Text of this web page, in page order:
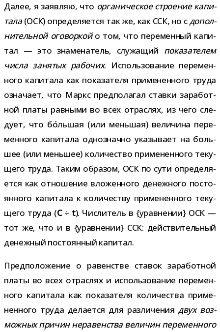
Далее, я заяв­ляю, что орга­ни­че­ское стро­е­ние капи­
тала(ОСК) опре­де­ля­ется так же, как ССК, но сдопол­
ни­тель­ной ого­вор­кой о том, что пере­мен­ный капи­
тал — это зна­ме­на­тель, слу­жа­щий пока­за­те­лем
числа заня­тых рабо­чих. Использование пере­мен­
ного капи­тала как пока­за­теля при­ме­нен­ного труда
озна­чает, что Маркс пред­по­ла­гал ставки зара­бот­
ной платы рав­ными во всех отрас­лях, из чего сле­
дует, что бо́льшая (или мень­шая) вели­чина пере­
мен­ного капи­тала одно­значно ука­зы­вает на боль­
шее (или мень­шее) коли­че­ство при­ме­нен­ного теку­
щего труда. Таким обра­зом, ОСК по сути опре­де­ля­
ется как отно­ше­ние вло­жен­ного денеж­ного посто­
ян­ного капи­тала к коли­че­ству при­ме­нен­ного теку­
щего труда (C ÷ t). Числитель в {урав­не­нии} ОСК —
тот же, что и в {урав­не­нии} ССК: дей­стви­тель­ный
денеж­ный посто­ян­ный капитал.
Предположение о равен­стве ста­вок зара­бот­ной
платы во всех отрас­лях и исполь­зо­ва­ние пере­мен­
ного капи­тала как пока­за­теля коли­че­ства при­ме­
нен­ного труда дела­ется для раз­ли­че­ния двух воз­
мож­ных при­чин нера­вен­ства вели­чин пере­мен­ного